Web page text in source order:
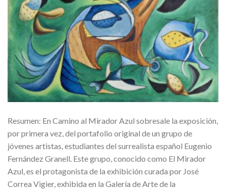
Resumen: En Camino al Mirador Azul sobresale la exposición,
por primera vez, del portafolio original de un grupo de
jóvenes artistas, estudiantes del surrealista español Eugenio
Fernández Granell. Este grupo, conocido como El Mirador
Azul, es el protagonista de la exhibición curada por José
Correa Vigier, exhibida en la Galería de Arte de la